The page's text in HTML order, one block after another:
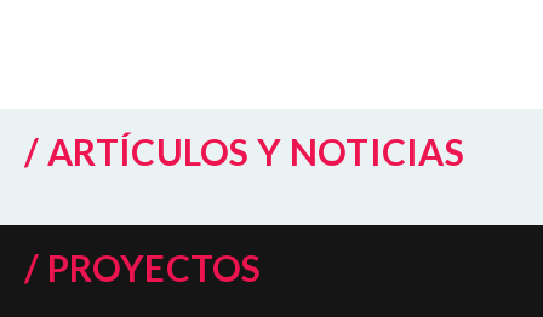
/ ARTÍCULOS Y NOTICIAS
/ PROYECTOS